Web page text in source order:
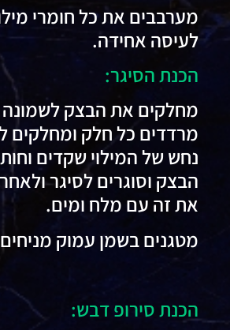
מערבבים את כל חומרי
לעיסה אחידה.
הכנת הסיגר:
מחלקים את הבצק
מרדדים כל חלק ומחלקים
נחש של המילוי שקדים
הבצק וסוגרים לסיגר
את זה עם מלח ומים.
מטגנים בשמן עמוק מניחים
הכנת סירופ דבש: